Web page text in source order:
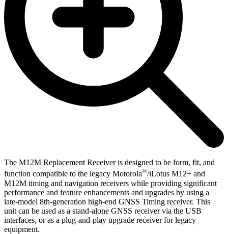
The M12M Replacement Receiver is designed to be form, fit, and
function compatible to the legacy Motorola®/iLotus M12+ and
M12M timing and navigation receivers while providing significant
performance and feature enhancements and upgrades by using a
late-model 8th-generation high-end GNSS Timing receiver. This
unit can be used as a stand-alone GNSS receiver via the USB
interfaces, or as a plug-and-play upgrade receiver for legacy
equipment.